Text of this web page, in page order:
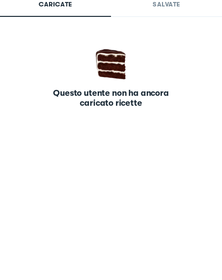
CARICATE SALVATE
Questo utente non ha ancora
caricato ricette